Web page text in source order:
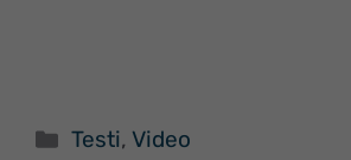
Categorie
Testi,Video